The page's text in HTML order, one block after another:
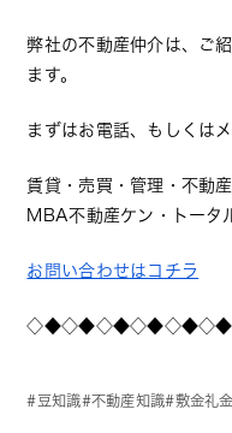
弊社の不動産仲介は、ご
ます。
まずはお電話、もしくは
賃貸・売買・管理・不動
MBA不動産ケン・トータ
お問い合わせはコチラ
豆知識 不動産知識 敷金礼金